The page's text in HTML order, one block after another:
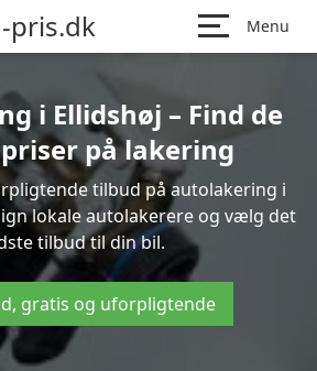
pris.dk Menu
i Ellidshøj – Find de
på lakering
tilbud på autolakering i
lokale autolakerere og vælg det
tilbud til din bil.
gratis og uforpligtende